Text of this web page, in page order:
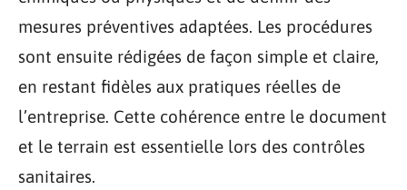
mesures préventives adaptées. Les procédures
sont ensuite rédigées de façon simple et claire,
en restant fidèles aux pratiques réelles de
l’entreprise. Cette cohérence entre le document
et le terrain est essentielle lors des contrôles
sanitaires.